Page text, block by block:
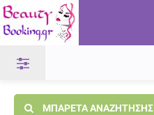
ΜΠΑΡΈΤΑ ΑΝΑΖΉΤΗΣΗΣ